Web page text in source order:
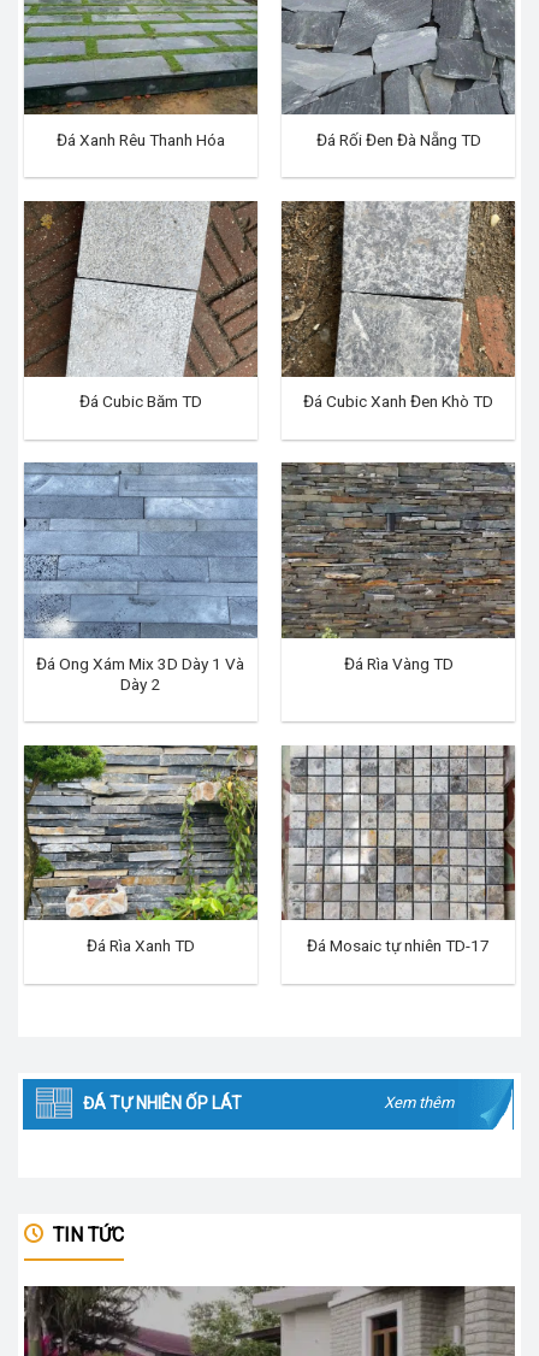
Đá Xanh Rêu Thanh Hóa Đá Rối Đen Đà Nẵng TD
Đá Cubic Băm TD Đá Cubic Xanh Đen Khò TD
Đá Ong Xám Mix 3D Dày 1 Và
Dày 2
Đá Rìa Vàng TD
Đá Rìa Xanh TD Đá Mosaic tự nhiên TD-17
ĐÁ TỰ NHIÊN ỐP LÁT Xem thêm
TIN TỨC